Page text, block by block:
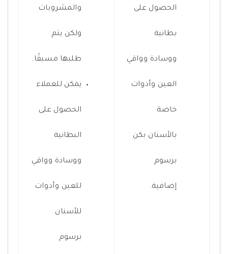
الحصول على
بطانية
ووسادة وواقي
العين وأدوات
خاصة
بالأسنان بكن
برسوم
إضافية.
والمشروبات
ولكن يتم
طلبها مسبقًا.
يمكن للعملاء
الحصول على
البطانية
ووسادة وواقي
للعين وأدوات
للأسنان
برسوم